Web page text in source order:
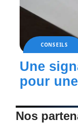
CONSEILS
Une
pour
Nos